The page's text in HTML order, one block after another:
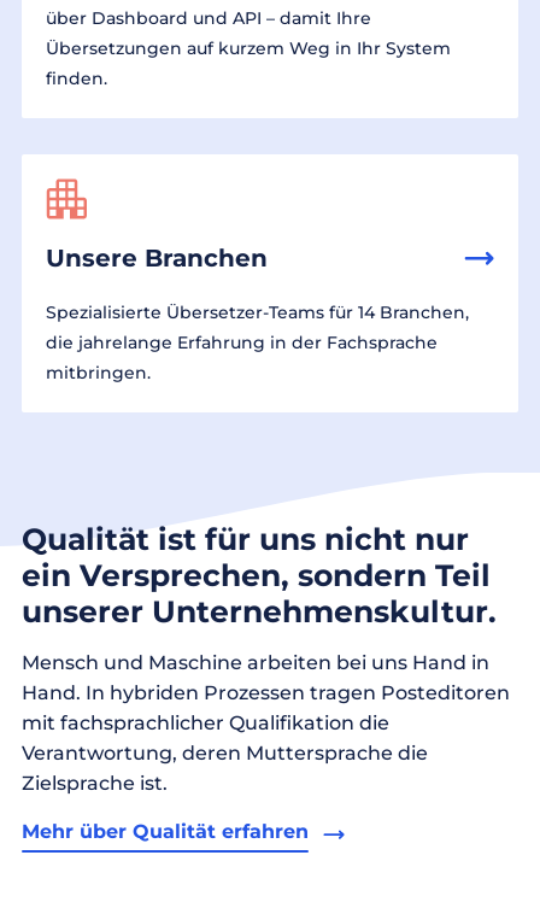
über Dashboard und API – damit Ihre
Übersetzungen auf kurzem Weg in Ihr System
finden.
Unsere Branchen
Spezialisierte Übersetzer-Teams für 14 Branchen,
die jahrelange Erfahrung in der Fachsprache
mitbringen.
Qualität ist für uns nicht nur
ein Versprechen, sondern Teil
unserer Unternehmenskultur.
Mensch und Maschine arbeiten bei uns Hand in
Hand. In hybriden Prozessen tragen Posteditoren
mit fachsprachlicher Qualifikation die
Verantwortung, deren Muttersprache die
Zielsprache ist.
Mehr über Qualität erfahren